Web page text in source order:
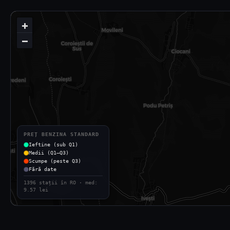
+
−
PREȚ BENZINA STANDARD
Ieftine (sub Q1)
Medii (Q1–Q3)
Scumpe (peste Q3)
Fără date
1396 stații în RO · med:
9.57 lei